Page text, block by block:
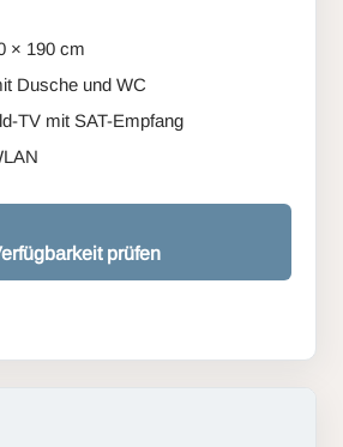
× 190 cm
Dusche und WC
TV mit SAT-Empfang
prüfen